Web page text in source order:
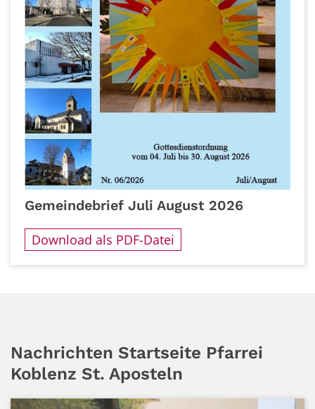
Gemeindebrief Juli August 2026
Download als PDF-Datei
Nachrichten Startseite Pfarrei
Koblenz St. Aposteln